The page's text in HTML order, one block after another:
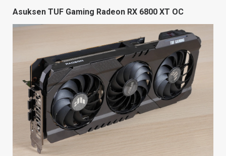
Asuksen TUF Gaming Radeon RX 6800 XT OC